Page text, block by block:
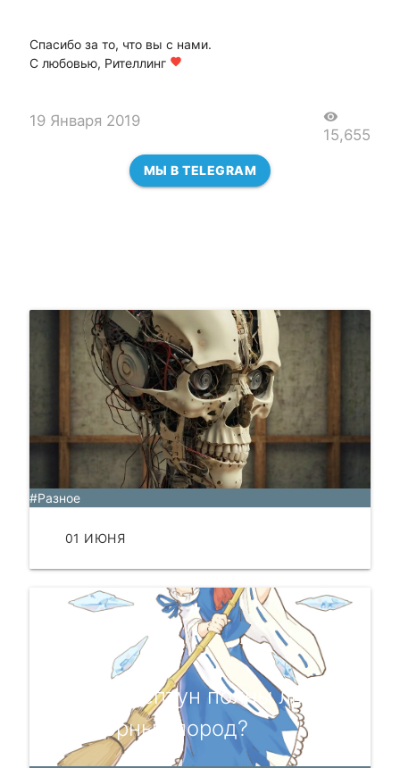
Спасибо за то, что вы с нами.
С любовью, Рителлинг favorite
19 Января 2019 visibility
15,655
МЫ В TELEGRAM
#Разное
01 ИЮНЯ
Уран и Нептун полны льда
или горных пород?